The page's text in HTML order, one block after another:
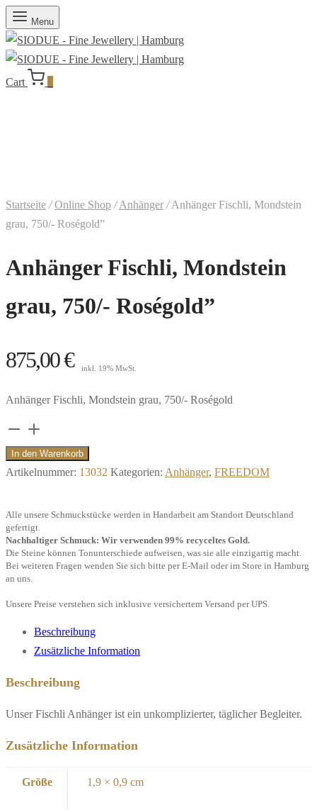
Menu
Cart
Startseite / Online Shop / Anhänger /Anhänger Fischli, Mondstein
grau, 750/- Roségold”
Anhänger Fischli, Mondstein
grau, 750/- Roségold”
875,00€ inkl. 19% MwSt.
Anhänger Fischli, Mondstein grau, 750/- Roségold
Anhänger
Fischli,
Mondstein
Roségold"
Menge
In den Warenkorb
Artikelnummer: 13032 Kategorien: Anhänger, FREEDOM
Alle unsere Schmuckstücke werden in Handarbeit am Standort Deutschland
gefertigt.
Nachhaltiger Schmuck: Wir verwenden 99% recyceltes Gold.
Die Steine können Tonunterschiede aufweisen, was sie alle einzigartig macht.
Bei weiteren Fragen wenden Sie sich bitte per E-Mail oder im Store in Hamburg
an uns.
Unsere Preise verstehen sich inklusive versichertem Versand per UPS.
Beschreibung
Zusätzliche Information
Beschreibung
Unser Fischli Anhänger ist ein unkomplizierter, täglicher Begleiter.
Zusätzliche Information
Größe 1,9 × 0,9 cm